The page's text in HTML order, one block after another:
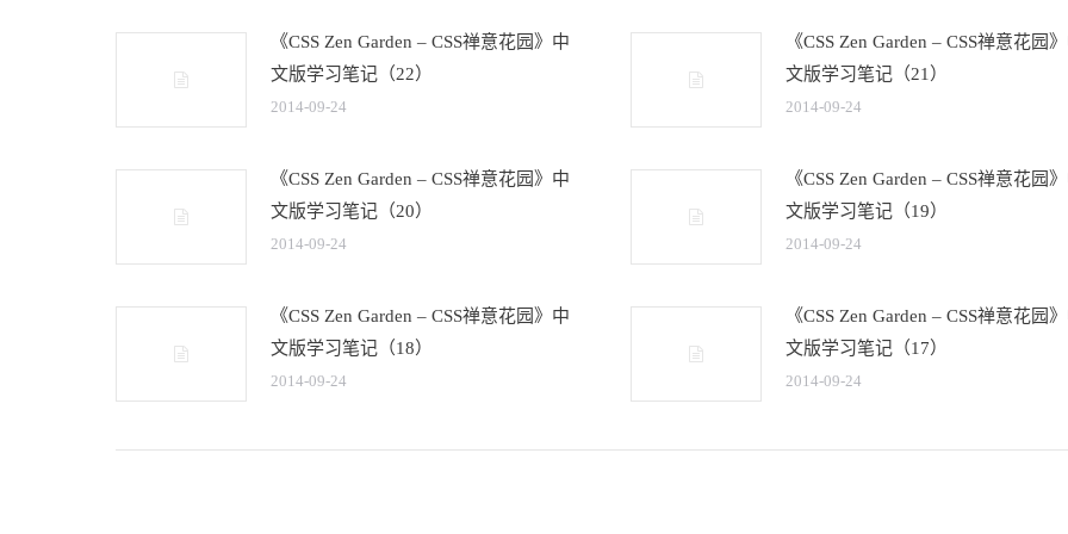
《CSS Zen Garden – CSS禅意花园》中
文版学习笔记（22）
2014-09-24
《CSS Zen Garden – CSS禅意花园
文版学习笔记（21）
2014-09-24
《CSS Zen Garden – CSS禅意花园》中
文版学习笔记（20）
2014-09-24
《CSS Zen Garden – CSS禅意花园
文版学习笔记（19）
2014-09-24
《CSS Zen Garden – CSS禅意花园》中
文版学习笔记（18）
2014-09-24
《CSS Zen Garden – CSS禅意花园
文版学习笔记（17）
2014-09-24